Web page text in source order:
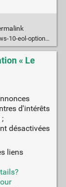
eol-options.html
« Le
d'intérêts
désactivées
liens